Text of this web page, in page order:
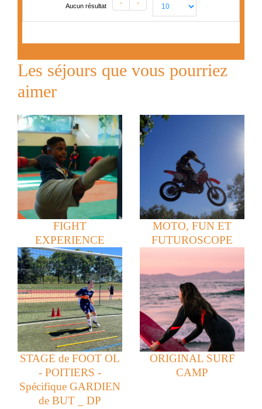
Aucun résultat < >
Les séjours que vous pourriez
aimer
FIGHT
EXPERIENCE
MOTO, FUN ET
FUTUROSCOPE
STAGE de FOOT OL
- POITIERS -
Spécifique GARDIEN
de BUT _ DP
ORIGINAL SURF
CAMP